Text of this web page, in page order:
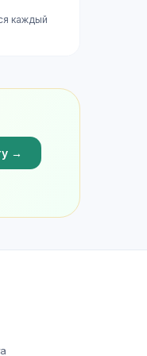
каждый
→